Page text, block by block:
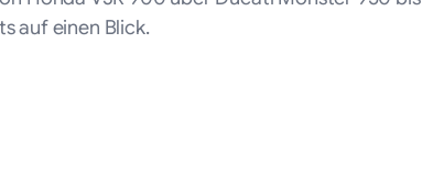
auf einen Blick.